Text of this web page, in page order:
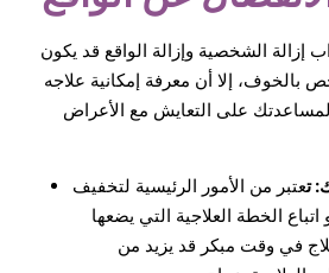
الشخصية وإزالة الواقع قد يكون
بالخوف، إلا أن معرفة إمكانية علاجه
على التعايش مع الأعراض
تعتبر من الأمور الرئيسية لتخفيف
الخطة العلاجية التي يضعها
في وقت مبكر قد يزيد من